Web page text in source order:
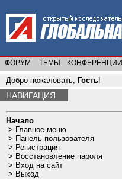
ФОРУМ ТЕМЫ КОНФЕРЕНЦИИ
Добро пожаловать, Гость!
НАВИГАЦИЯ
Начало
> Главное меню
> Панель пользователя
> Регистрация
> Восстановление пароля
> Вход на сайт
> Выход